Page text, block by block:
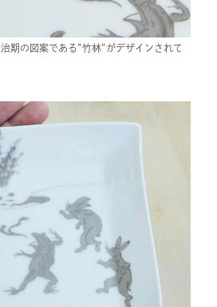
期の図案である”竹林”がデザインされて